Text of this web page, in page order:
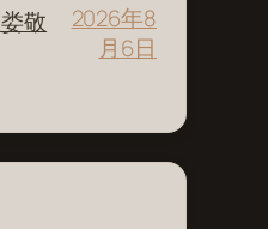
敬
2026年8
月6日